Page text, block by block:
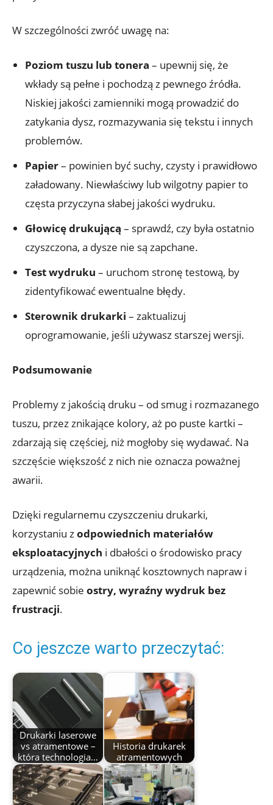
W szczególności zwróć uwagę na:
Poziom tuszu lub tonera – upewnij się, że
wkłady są pełne i pochodzą z pewnego źródła.
Niskiej jakości zamienniki mogą prowadzić do
zatykania dysz, rozmazywania się tekstu i innych
problemów.
Papier– powinien być suchy, czysty i prawidłowo
załadowany. Niewłaściwy lub wilgotny papier to
częsta przyczyna słabej jakości wydruku.
Głowicę drukującą – sprawdź, czy była ostatnio
czyszczona, a dysze nie są zapchane.
Test wydruku – uruchom stronę testową, by
zidentyfikować ewentualne błędy.
Sterownik drukarki – zaktualizuj
oprogramowanie, jeśli używasz starszej wersji.
Podsumowanie
Problemy z jakością druku – od smug i rozmazanego
tuszu, przez znikające kolory, aż po puste kartki –
zdarzają się częściej, niż mogłoby się wydawać. Na
szczęście większość z nich nie oznacza poważnej
awarii.
Dzięki regularnemu czyszczeniu drukarki,
korzystaniu zodpowiednich materiałów
eksploatacyjnych i dbałości o środowisko pracy
urządzenia, można uniknąć kosztownych napraw i
zapewnić sobie ostry, wyraźny wydruk bez
frustracji.
Co jeszcze warto przeczytać:
Drukarki laserowe
vs atramentowe –
która technologia…
Historia drukarek
atramentowych